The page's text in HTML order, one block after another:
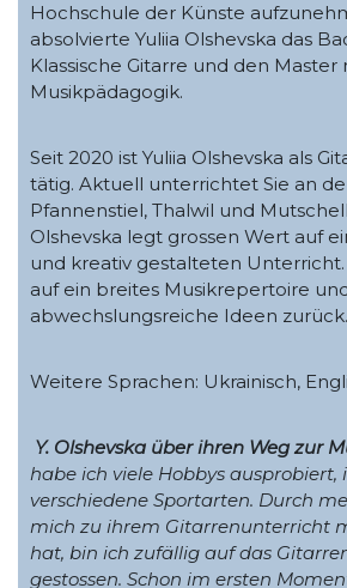
Hochschule der Künste
absolvierte Yuliia Olshevska das
Klassische Gitarre und den
Musikpädagogik.
Seit 2020 ist Yuliia Olshevska als
tätig. Aktuell unterrichtet Sie an
Pfannenstiel, Thalwil und
Olshevska legt grossen Wert auf
und kreativ gestalteten
auf ein breites Musikrepertoire
abwechslungsreiche Ideen zurück.
Weitere Sprachen: Ukrainisch,
Y. Olshevska über ihren Weg zur
habe ich viele Hobbys ausprobiert,
verschiedene Sportarten. Durch
mich zu ihrem Gitarrenunterricht
hat, bin ich zufällig auf das
gestossen. Schon im ersten